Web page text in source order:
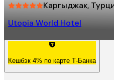
Каргыджак,
Utopia World Hotel
Кешбэк 4% по карте Т-Банка